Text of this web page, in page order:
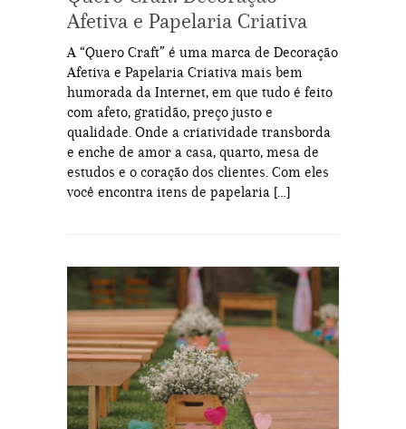
Afetiva e Papelaria Criativa
A “Quero Craft” é uma marca de Decoração
Afetiva e Papelaria Criativa mais bem
humorada da Internet, em que tudo é feito
com afeto, gratidão, preço justo e
qualidade. Onde a criatividade transborda
e enche de amor a casa, quarto, mesa de
estudos e o coração dos clientes. Com eles
você encontra itens de papelaria […]